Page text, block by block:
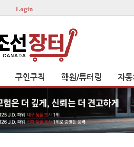
Login
구인구직 학원/튜터링 자